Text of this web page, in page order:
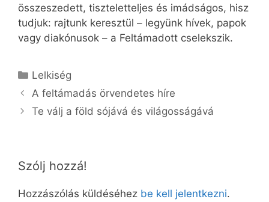
összeszedett, tiszteletteljes és imádságos, hisz
tudjuk: rajtunk keresztül – legyünk hívek, papok
vagy diakónusok – a Feltámadott cselekszik.
Kategória
Lelkiség
A feltámadás örvendetes híre
Te válj a föld sójává és világosságává
Szólj hozzá!
Hozzászólás küldéséhez be kell jelentkezni.